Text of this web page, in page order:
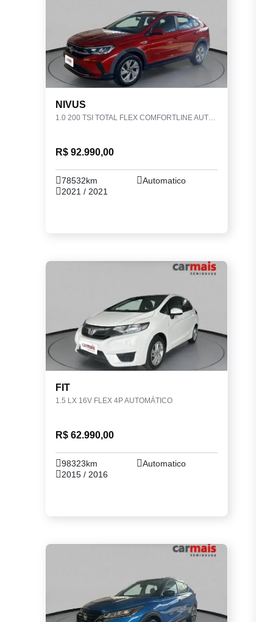
NIVUS
1.0 200 TSI TOTAL FLEX COMFORTLINE AUTOMÁTICO
R$ 92.990,00
78532km
Automatico
2021 / 2021
FIT
1.5 LX 16V FLEX 4P AUTOMÁTICO
R$ 62.990,00
98323km
Automatico
2015 / 2016